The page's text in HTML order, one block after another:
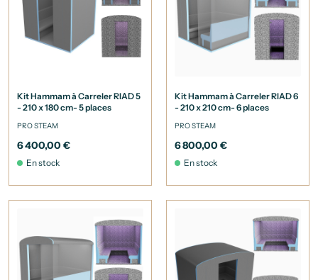
Kit Hammam à Carreler RIAD 5
- 210 x 180 cm- 5 places
PRO STEAM
6 400,00 €
En stock
Kit Hammam à Carreler RIAD 6
- 210 x 210 cm- 6 places
PRO STEAM
6 800,00 €
En stock